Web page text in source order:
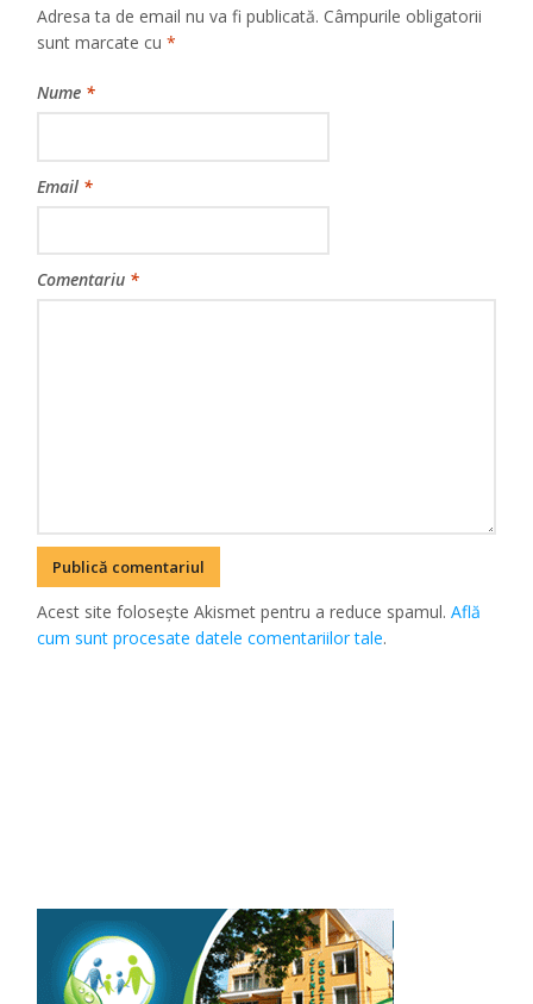
Adresa ta de email nu va fi publicată. Câmpurile obligatorii
sunt marcate cu*
Nume *
Email *
Comentariu *
Acest site folosește Akismet pentru a reduce spamul.Află
cum sunt procesate datele comentariilor tale.